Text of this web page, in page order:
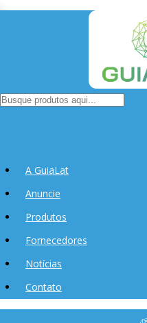
A GuiaLat
Anuncie
Produtos
Fornecedores
Notícias
Contato